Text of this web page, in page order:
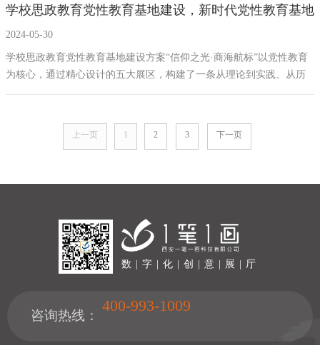
学校思政教育党性教育基地建设，新时代党性教育基地
建设，湖南沉浸式展厅设计公司
2024-05-30
​学校思政教育党性教育基地建设方案“信仰之光·商海航标”以党性教育
为核心，通过精心设计的五大展区，构建了一条从理论到实践、从历
史到未来的参观故事线。我们坚信，通过创新展示手段与深厚文化内
意的党性教育基地，进一步促进学院文化建设和人才培养。我们期待
上一页 1 2 3 下一页
数 | 字 | 化 | 创 | 意 | 展 | 厅
咨询热线：
400-993-1009